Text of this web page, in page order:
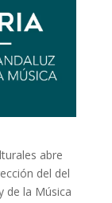
abre
del del
de la Música